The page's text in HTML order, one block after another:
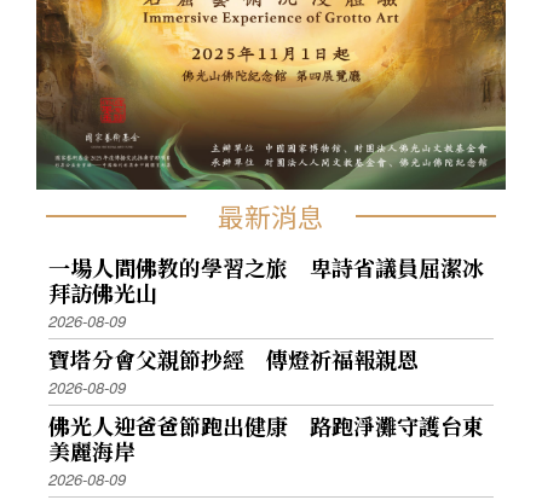
最新消息
一場人間佛教的學習之旅 卑詩省議員屈潔冰
拜訪佛光山
2026-08-09
寶塔分會父親節抄經 傳燈祈福報親恩
2026-08-09
佛光人迎爸爸節跑出健康 路跑淨灘守護台東
美麗海岸
2026-08-09